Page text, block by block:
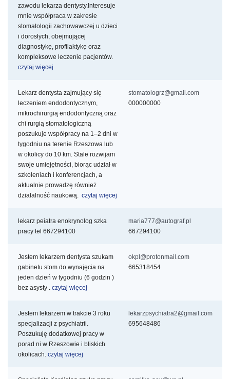
zawodu lekarza dentysty.Interesuje
mnie współpraca w zakresie
stomatologii zachowawczej u dzieci
i dorosłych, obejmującej
diagnostykę, profilaktykę oraz
kompleksowe leczenie pacjentów.
czytaj więcej
Lekarz dentysta zajmujący się
leczeniem endodontycznym,
mikrochirurgią endodontyczną oraz
chi rurgią stomatologiczną
poszukuje współpracy na 1–2 dni w
tygodniu na terenie Rzeszowa lub
w okolicy do 10 km. Stale rozwijam
swoje umiejętności, biorąc udział w
szkoleniach i konferencjach, a
aktualnie prowadzę również
działalność naukową. czytaj więcej
stomatologrz@gmail.com
000000000
lekarz peiatra enokrynolog szka
pracy tel 667294100
maria777@autograf.pl
667294100
Jestem lekarzem dentysta szukam
gabinetu stom do wynajęcia na
jeden dzień w tygodniu (6 godzin )
bez asysty . czytaj więcej
okpl@protonmail.com
665318454
Jestem lekarzem w trakcie 3 roku
specjalizacji z psychiatrii.
Poszukuję dodatkowej pracy w
porad ni w Rzeszowie i bliskich
okolicach. czytaj więcej
lekarzpsychiatra2@gmail.com
695648486